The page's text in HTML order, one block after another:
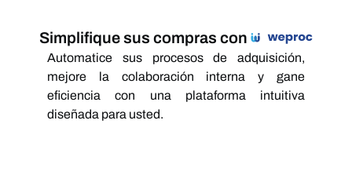
Simplifique sus compras con
Automatice sus procesos de adquisición,
mejore la colaboración interna y gane
eficiencia con una plataforma intuitiva
diseñada para usted.